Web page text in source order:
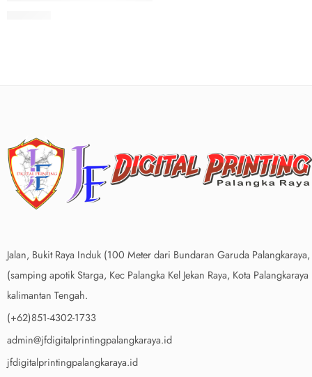
Jalan, Bukit Raya Induk (100 Meter dari Bundaran Garuda Palangkaraya,
(samping apotik Starga, Kec Palangka Kel Jekan Raya, Kota Palangkaraya
kalimantan Tengah.
(+62)851-4302-1733
admin@jfdigitalprintingpalangkaraya.id
jfdigitalprintingpalangkaraya.id